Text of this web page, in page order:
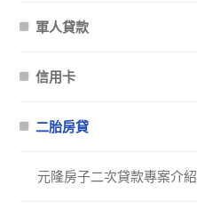
軍人貸款
信用卡
二胎房貸
元隆房子二次貸款專案介紹